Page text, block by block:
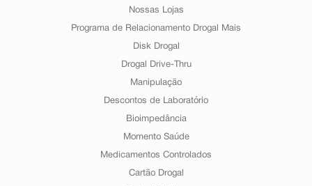
Nossas Lojas
Programa de Relacionamento Drogal Mais
Disk Drogal
Drogal Drive-Thru
Manipulação
Descontos de Laboratório
Bioimpedância
Momento Saúde
Medicamentos Controlados
Cartão Drogal